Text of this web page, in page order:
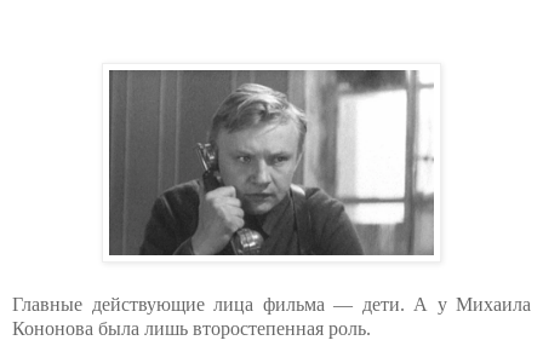
Главные действующие лица фильма — дети. А у Михаила
Кононова была лишь второстепенная роль.